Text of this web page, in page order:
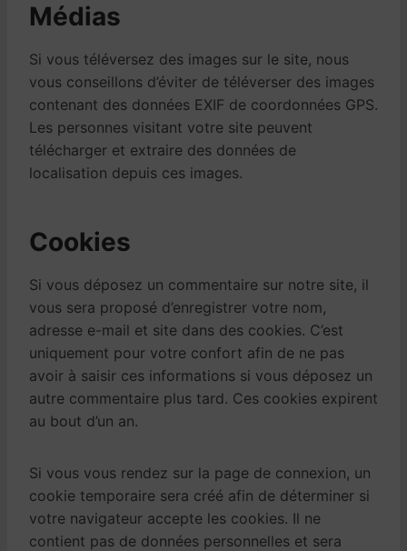
Médias
Si vous téléversez des images sur le site, nous
vous conseillons d’éviter de téléverser des images
contenant des données EXIF de coordonnées GPS.
Les personnes visitant votre site peuvent
télécharger et extraire des données de
localisation depuis ces images.
Cookies
Si vous déposez un commentaire sur notre site, il
vous sera proposé d’enregistrer votre nom,
adresse e-mail et site dans des cookies. C’est
uniquement pour votre confort afin de ne pas
avoir à saisir ces informations si vous déposez un
autre commentaire plus tard. Ces cookies expirent
au bout d’un an.
Si vous vous rendez sur la page de connexion, un
cookie temporaire sera créé afin de déterminer si
votre navigateur accepte les cookies. Il ne
contient pas de données personnelles et sera